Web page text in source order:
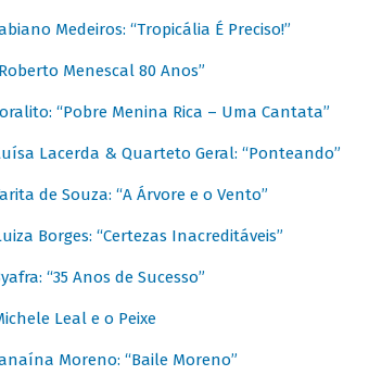
Medeiros: “Tropicália É Preciso!”
Menescal 80 Anos”
“Pobre Menina Rica – Uma Cantata”
Lacerda & Quarteto Geral: “Ponteando”
de Souza: “A Árvore e o Vento”
Borges: “Certezas Inacreditáveis”
“35 Anos de Sucesso”
Leal e o Peixe
Moreno: “Baile Moreno”